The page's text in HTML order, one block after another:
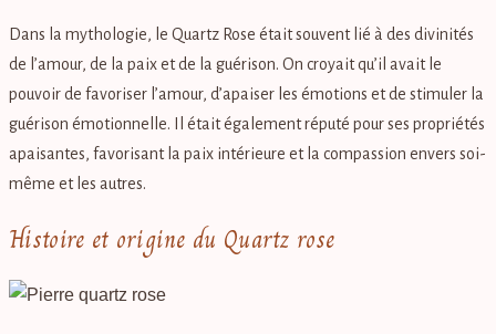
Dans la mythologie, le Quartz Rose était souvent lié à des divinités
de l’amour, de la paix et de la guérison. On croyait qu’il avait le
pouvoir de favoriser l’amour, d’apaiser les émotions et de stimuler la
guérison émotionnelle. Il était également réputé pour ses propriétés
apaisantes, favorisant la paix intérieure et la compassion envers soi-
même et les autres.
Histoire et origine du Quartz rose